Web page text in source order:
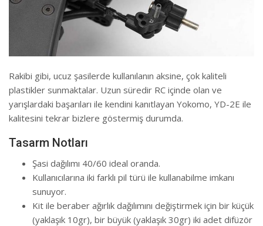
Rakibi gibi, ucuz şasilerde kullanılanın aksine, çok kaliteli
plastikler sunmaktalar. Uzun süredir RC içinde olan ve
yarışlardaki başarıları ile kendini kanıtlayan Yokomo, YD-2E ile
kalitesini tekrar bizlere göstermiş durumda.
Tasarm Notları
Şasi dağılımı 40/60 ideal oranda.
Kullanıcılarına iki farklı pil türü ile kullanabilme imkanı
sunuyor.
Kit ile beraber ağırlık dağılımını değiştirmek için bir küçük
(yaklaşık 10gr), bir büyük (yaklaşık 30gr) iki adet difüzör